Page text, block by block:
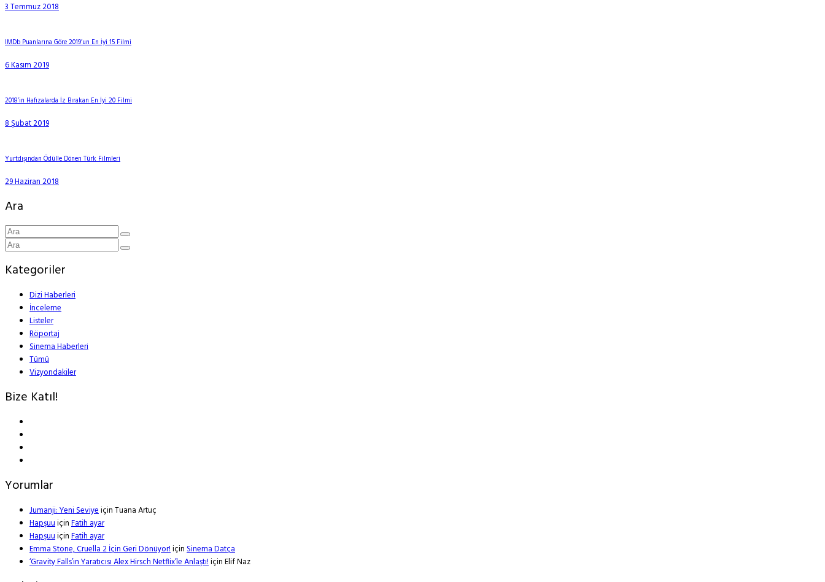
3 Temmuz 2018
IMDb Puanlarına Göre 2019’un En İyi 15 Filmi
6 Kasım 2019
2018’in Hafızalarda İz Bırakan En İyi 20 Filmi
8 Şubat 2019
Yurtdışından Ödülle Dönen Türk Filmleri
29 Haziran 2018
Ara
Kategoriler
Dizi Haberleri
İnceleme
Listeler
Röportaj
Sinema Haberleri
Tümü
Vizyondakiler
Bize Katıl!
Yorumlar
Jumanji: Yeni SeviyeiçinTuana Artuç
HapşuuiçinFatih ayar
HapşuuiçinFatih ayar
Emma Stone, Cruella 2 İçin Geri Dönüyor!içinSinema Datça
‘Gravity Falls’ın Yaratıcısı Alex Hirsch Netflix’le Anlaştı!içinElif Naz